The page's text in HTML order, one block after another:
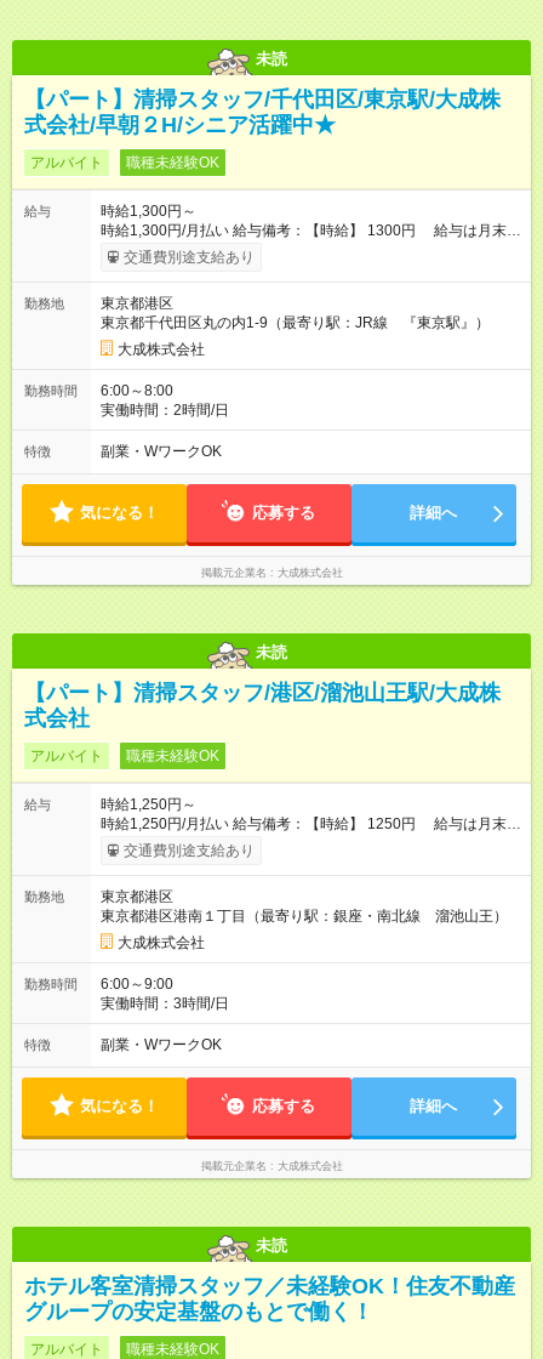
未読
【パート】清掃スタッフ/千代田区/東京駅/大成株
式会社/早朝２H/シニア活躍中★
アルバイト 職種未経験OK
給与
時給1,300円～
時給1,300円/月払い 給与備考：【時給】 1300円 給与は月末締
め、翌月20日の支払。 通勤手当は1ヶ月ごとに勤務日数に応じ
て実費精算。 一番安いルートでの計算となります。 ※Ｗワーク
区間が支給対象となります。 【試用期間】試用期間あり 試用期
間の長さ：3ヶ月 雇用形態、給与は本採用時と同じです。
交通費別途支給あり
勤務地
東京都港区
東京都千代田区丸の内1-9（最寄り駅：JR線 『東京駅』）
大成株式会社
勤務時間
6:00～8:00
実働時間：2時間/日
特徴 副業・WワークOK
気になる！ 応募する 詳細へ
掲載元企業名 大成株式会社
未読
【パート】清掃スタッフ/港区/溜池山王駅/大成株
式会社
アルバイト 職種未経験OK
給与
時給1,250円～
時給1,250円/月払い 給与備考：【時給】 1250円 給与は月末締
め、翌月20日の支払。 通勤手当は1ヶ月ごとに勤務日数に応じ
て実費精算。 一番安いルートでの計算となります。 ※Ｗワーク
区間が支給対象となります。 【試用期間】試用期間あり 試用期
間の長さ：3ヶ月 雇用形態、給与は本採用時と同じです。
交通費別途支給あり
勤務地
東京都港区
東京都港区港南１丁目（最寄り駅：銀座・南北線 溜池山王）
大成株式会社
勤務時間
6:00～9:00
実働時間：3時間/日
特徴 副業・WワークOK
気になる！ 応募する 詳細へ
掲載元企業名 大成株式会社
未読
ホテル客室清掃スタッフ／未経験OK！住友不動産
グループの安定基盤のもとで働く！
アルバイト 職種未経験OK